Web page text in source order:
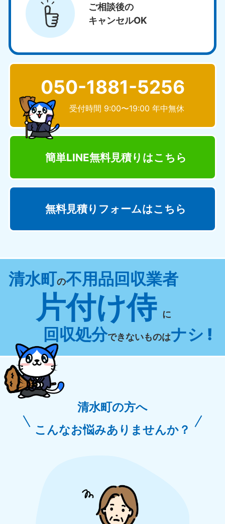
ご相談後の
キャンセルOK
050-1881-5256
受付時間 9:00〜19:00 年中無休
簡単LINE無料見積り はこちら
無料見積りフォームはこちら
清水町の不用品回収業者
片付け侍 に
回収処分できないものはナシ !
清水町の方へ
こんなお悩みありませんか？